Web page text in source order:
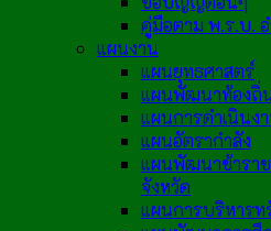
คู่มือตาม พ.ร.บ.
แผนงาน
แผนยุทธศาสตร์
แผนพัฒนาท้องถิ่
แผนการดำเนินง
แผนอัตรากำลัง
แผนพัฒนาข้ารา
จังหวัด
แผนการบริหาร